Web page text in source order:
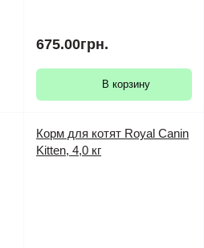
675.00грн.
В корзину
Корм для котят Royal Canin
Kitten, 4,0 кг